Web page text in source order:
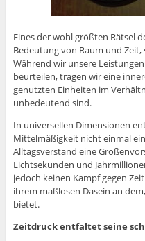
Eines der wohl größten Rätsel
Bedeutung von Raum und
Während wir unsere
beurteilen, tragen wir eine
genutzten Einheiten im
unbedeutend sind.
In universellen Dimensionen
Mittelmäßigkeit nicht einmal
Alltagsverstand eine
Lichtsekunden und
jedoch keinen Kampf gegen
ihrem maßlosen Dasein an
bietet.
Zeitdruck entfaltet seine